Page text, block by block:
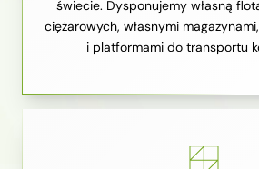
świecie. Dysponujemy własną
ciężarowych, własnymi
i platformami do transportu